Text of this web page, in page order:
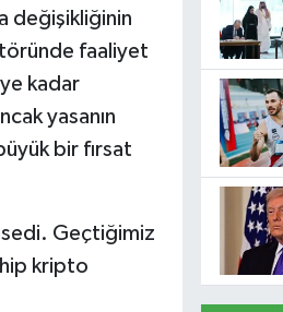
değişikliğinin
faaliyet
kadar
yasanın
bir fırsat
Geçtiğimiz
kripto